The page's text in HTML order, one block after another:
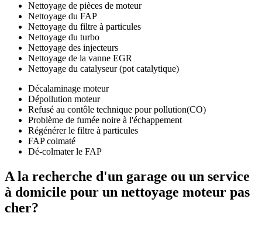
Nettoyage de pièces de moteur
Nettoyage du FAP
Nettoyage du filtre à particules
Nettoyage du turbo
Nettoyage des injecteurs
Nettoyage de la vanne EGR
Nettoyage du catalyseur (pot catalytique)
Décalaminage moteur
Dépollution moteur
Refusé au contôle technique pour pollution(CO)
Problème de fumée noire à l'échappement
Régénérer le filtre à particules
FAP colmaté
Dé-colmater le FAP
A la recherche d'un garage ou un service
à domicile pour un nettoyage moteur pas
cher?